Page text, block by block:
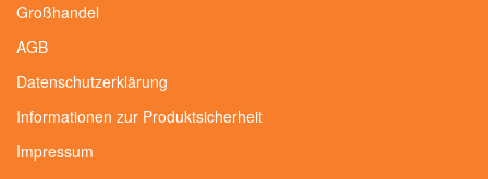
Großhandel
AGB
Datenschutzerklärung
Informationen zur Produktsicherheit
Impressum